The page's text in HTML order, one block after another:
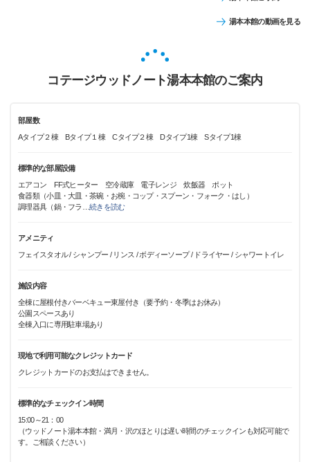
湯本本館の動画を見る
コテージウッドノート湯本本館のご案内
部屋数
Aタイプ２棟 Bタイプ１棟 Cタイプ２棟 Dタイプ1棟 Sタイプ1棟
標準的な部屋設備
エアコン FF式ヒーター 空冷蔵庫 電子レンジ 炊飯器 ポット
食器類（小皿・大皿・茶碗・お椀・コップ・スプーン・フォーク・はし）
調理器具（鍋・フラ
…続きを読む
アメニティ
フェイスタオル / シャンプー / リンス / ボディーソープ / ドライヤー / シャワートイレ
施設内容
全棟に屋根付きバーベキュー東屋付き（要予約・冬季はお休み）
公園スペースあり
全棟入口に専用駐車場あり
現地で利用可能なクレジットカード
クレジットカードのお支払はできません。
標準的なチェックイン時間
15:00～21：00
（ウッドノート湯本本館・満月・沢のほとりは遅い時間のチェックインも対応可能で
す。ご相談ください）